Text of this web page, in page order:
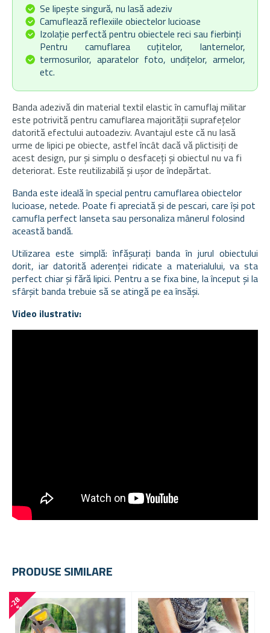
Se lipește singură, nu lasă adeziv
Camuflează reflexiile obiectelor lucioase
Izolație perfectă pentru obiectele reci sau fierbinți
Pentru camuflarea cuțitelor, lanternelor,
termosurilor, aparatelor foto, undițelor, armelor,
etc.
Banda adezivă din material textil elastic în camuflaj militar
este potrivită pentru camuflarea majorității suprafețelor
datorită efectului autoadeziv. Avantajul este că nu lasă
urme de lipici pe obiecte, astfel încât dacă vă plictisiți de
acest design, pur și simplu o desfaceți și obiectul nu va fi
deteriorat. Este reutilizabilă și ușor de îndepărtat.
Banda este ideală în special pentru camuflarea obiectelor
lucioase, netede. Poate fi apreciată și de pescari, care își pot
camufla perfect lanseta sau personaliza mânerul folosind
această bandă.
Utilizarea este simplă: înfășurați banda în jurul obiectului
dorit, iar datorită aderenței ridicate a materialului, va sta
perfect chiar și fără lipici. Pentru a se fixa bine, la început și la
sfârșit banda trebuie să se atingă pe ea însăși.
Video ilustrativ:
PRODUSE SIMILARE
-
2
8
%